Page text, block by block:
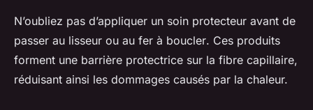
N’oubliez pas d’appliquer un soin protecteur avant de
passer au lisseur ou au fer à boucler. Ces produits
forment une barrière protectrice sur la fibre capillaire,
réduisant ainsi les dommages causés par la chaleur.